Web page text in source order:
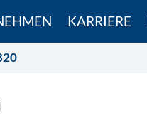
KARRIERE